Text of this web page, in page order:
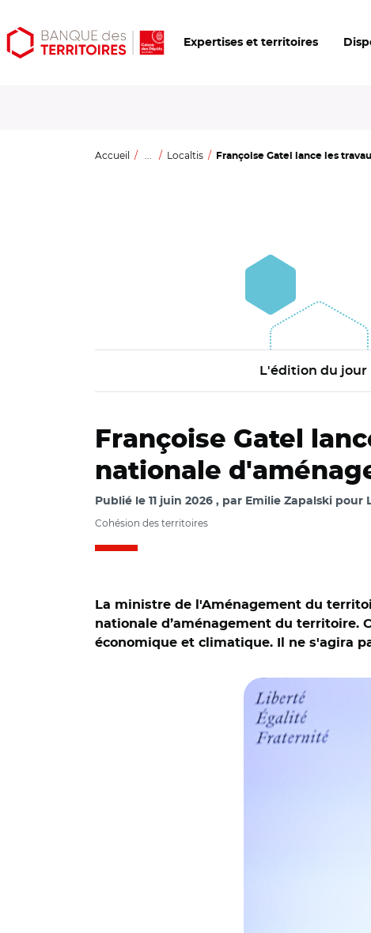
Aller
au
Aller
au
Ouvrir
les
Expertises et territoires
Accueil ... Localtis Françoise Gatel lance les
L'édition du jour
Françoise Gatel
nationale
Publié le 11 juin 2026 par Emilie Zapalski pour
Cohésion des territoires
La ministre de l'Aménagement du
nationale d’aménagement du territoire.
économique et climatique. Il ne s'agira